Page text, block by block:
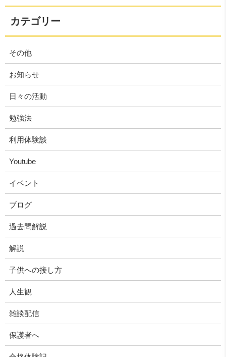
カテゴリー
その他
お知らせ
日々の活動
勉強法
利用体験談
Youtube
イベント
ブログ
過去問解説
解説
子供への接し方
人生観
雑談配信
保護者へ